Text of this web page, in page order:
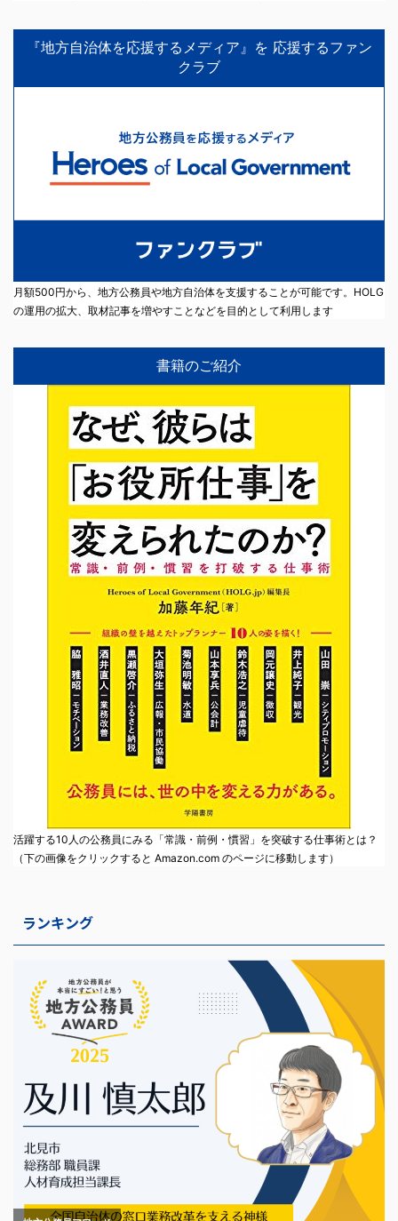
『地方自治体を応援するメディア』を 応援するファン
クラブ
月額500円から、地方公務員や地方自治体を支援することが可能です。HOLG
の運用の拡大、取材記事を増やすことなどを目的として利用します
書籍のご紹介
活躍する10人の公務員にみる「常識・前例・慣習」を突破する仕事術とは？
（下の画像をクリックすると Amazon.com のページに移動します）
ランキング